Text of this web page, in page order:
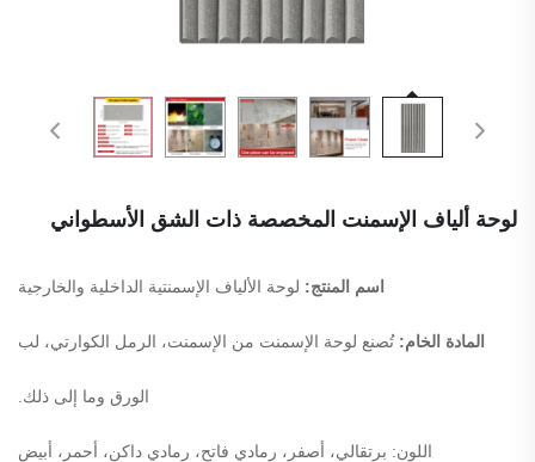
لوحة ألياف الإسمنت المخصصة ذات الشق الأسطواني
اسم المنتج: لوحة الألياف الإسمنتية الداخلية والخارجية
المادة الخام:تُصنع لوحة الإسمنت من الإسمنت، الرمل الكوارتي، لب
الورق وما إلى ذلك.
اللون: برتقالي، أصفر، رمادي فاتح، رمادي داكن، أحمر، أبيض